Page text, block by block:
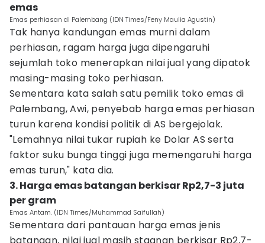
emas
Emas perhiasan di Palembang (IDN Times/Feny Maulia Agustin)
Tak hanya kandungan emas murni dalam
perhiasan, ragam harga juga dipengaruhi
sejumlah toko menerapkan nilai jual yang dipatok
masing-masing toko perhiasan.
Sementara kata salah satu pemilik toko emas di
Palembang, Awi, penyebab harga emas perhiasan
turun karena kondisi politik di AS bergejolak.
"Lemahnya nilai tukar rupiah ke Dolar AS serta
faktor suku bunga tinggi juga memengaruhi harga
emas turun," kata dia.
3. Harga emas batangan berkisar Rp2,7-3 juta
per gram
Emas Antam. (IDN Times/Muhammad Saifullah)
Sementara dari pantauan harga emas jenis